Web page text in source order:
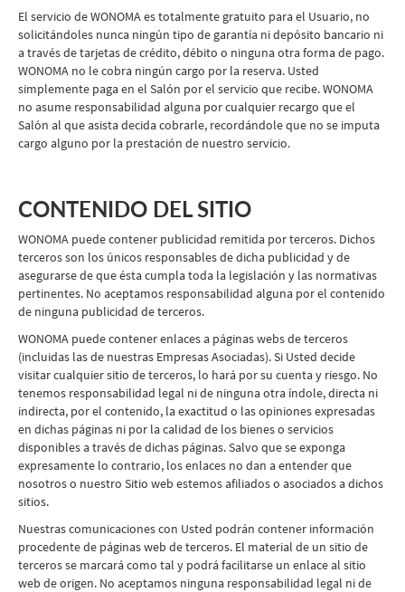
El servicio de WONOMA es totalmente gratuito para el Usuario, no
solicitándoles nunca ningún tipo de garantía ni depósito bancario ni
a través de tarjetas de crédito, débito o ninguna otra forma de pago.
WONOMA no le cobra ningún cargo por la reserva. Usted
simplemente paga en el Salón por el servicio que recibe. WONOMA
no asume responsabilidad alguna por cualquier recargo que el
Salón al que asista decida cobrarle, recordándole que no se imputa
cargo alguno por la prestación de nuestro servicio.
CONTENIDO DEL SITIO
WONOMA puede contener publicidad remitida por terceros. Dichos
terceros son los únicos responsables de dicha publicidad y de
asegurarse de que ésta cumpla toda la legislación y las normativas
pertinentes. No aceptamos responsabilidad alguna por el contenido
de ninguna publicidad de terceros.
WONOMA puede contener enlaces a páginas webs de terceros
(incluidas las de nuestras Empresas Asociadas). Si Usted decide
visitar cualquier sitio de terceros, lo hará por su cuenta y riesgo. No
tenemos responsabilidad legal ni de ninguna otra índole, directa ni
indirecta, por el contenido, la exactitud o las opiniones expresadas
en dichas páginas ni por la calidad de los bienes o servicios
disponibles a través de dichas páginas. Salvo que se exponga
expresamente lo contrario, los enlaces no dan a entender que
nosotros o nuestro Sitio web estemos afiliados o asociados a dichos
sitios.
Nuestras comunicaciones con Usted podrán contener información
procedente de páginas web de terceros. El material de un sitio de
terceros se marcará como tal y podrá facilitarse un enlace al sitio
web de origen. No aceptamos ninguna responsabilidad legal ni de